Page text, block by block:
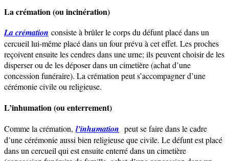
La crémation (ou incinération)
La crémation consiste à brûler le corps du défunt placé dans un
cercueil lui-même placé dans un four prévu à cet effet. Les proches
reçoivent ensuite les cendres dans une urne; ils peuvent choisir de les
disperser ou de les déposer dans un cimetière (achat d’une
concession funéraire). La crémation peut s’accompagner d’une
cérémonie civile ou religieuse.
L’inhumation (ou enterrement)
Comme la crémation, l’inhumation peut se faire dans le cadre
d’une cérémonie aussi bien religieuse que civile. Le défunt est placé
dans un cercueil qui est ensuite enterré dans un cimetière